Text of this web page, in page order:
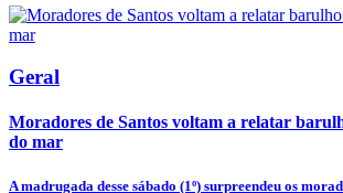
Geral
Moradores de Santos voltam a relatar
do mar
A madrugada desse sábado (1º) surpreendeu os